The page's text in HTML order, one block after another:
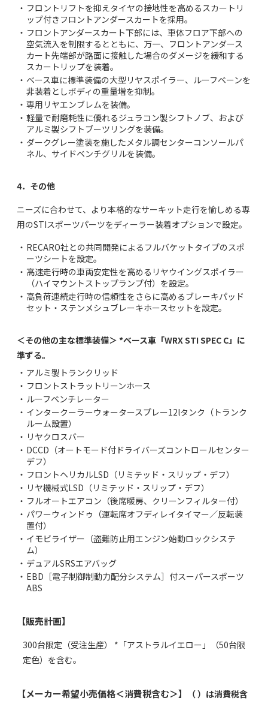
・ フロントリフトを抑えタイヤの接地性を高めるスカートリ
ップ付きフロントアンダースカートを採用。
・ フロントアンダースカート下部には、車体フロア下部への
空気流入を制限するとともに、万一、フロントアンダース
カート先端部が路面に接触した場合のダメージを緩和する
スカートリップを装着。
・ ベース車に標準装備の大型リヤスポイラー、ルーフベーンを
非装着としボディの重量増を抑制。
・ 専用リヤエンブレムを装備。
・ 軽量で耐磨耗性に優れるジュラコン製シフトノブ、および
アルミ製シフトブーツリングを装備。
・ ダークグレー塗装を施したメタル調センターコンソールパ
ネル、サイドベンチグリルを装備。
4．その他
ニーズに合わせて、より本格的なサーキット走行を愉しめる専
用のSTIスポーツパーツをディーラー装着オプションで設定。
・ RECARO社との共同開発によるフルバケットタイプのスポ
ーツシートを設定。
・ 高速走行時の車両安定性を高めるリヤウイングスポイラー
（ハイマウントストップランプ付）を設定。
・ 高負荷連続走行時の信頼性をさらに高めるブレーキパッド
セット・ステンメシュブレーキホースセットを設定。
＜その他の主な標準装備＞ *ベース車「WRX STI SPEC C」に
準ずる｡
・ アルミ製トランクリッド
・ フロントストラットリーンホース
・ ルーフベンチレーター
・ インタークーラーウォータースプレー12lタンク（トランク
ルーム設置）
・ リヤクロスバー
・ DCCD（オートモード付ドライバーズコントロールセンター
デフ）
・ フロントヘリカルLSD（リミテッド・スリップ・デフ）
・ リヤ機械式LSD（リミテッド・スリップ・デフ）
・ フルオートエアコン（後席暖房、クリーンフィルター付）
・ パワーウィンドゥ（運転席オフディレイタイマー／反転装
置付）
・ イモビライザー（盗難防止用エンジン始動ロックシステ
ム）
・ デュアルSRSエアバッグ
・ EBD［電子制御制動力配分システム］付スーパースポーツ
ABS
【販売計画】
300台限定（受注生産） *「アストラルイエロー」（50台限
定色）を含む｡
【メーカー希望小売価格＜消費税含む＞】
（ ）は消費税含